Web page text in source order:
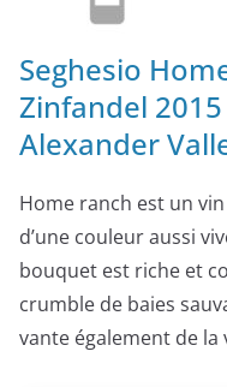
Seghesio
Zinfandel
Alexander
Home ranch est un
d’une couleur aussi
bouquet est riche et
crumble de baies
vante également de la